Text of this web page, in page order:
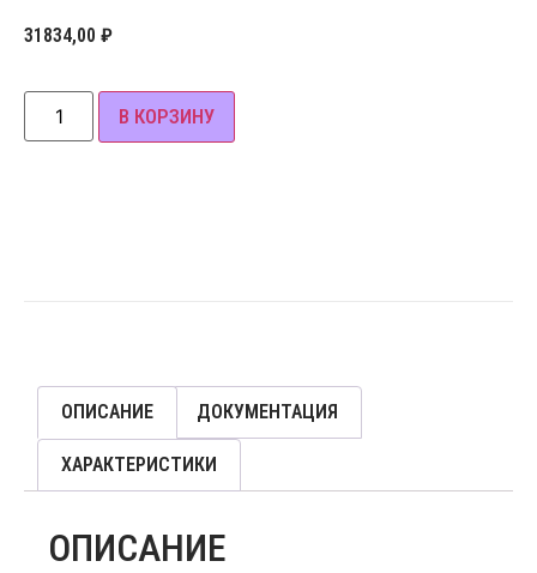
31834,00 ₽
В КОРЗИНУ
ОПИСАНИЕ ДОКУМЕНТАЦИЯ
ХАРАКТЕРИСТИКИ
ОПИСАНИЕ